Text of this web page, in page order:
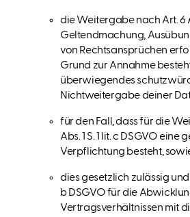
die Weitergabe nach Art. 6
Geltendmachung,
von Rechtsansprüchen
Grund zur Annahme
überwiegendes
Nichtweitergabe deiner
für den Fall, dass für die
Abs. 1 S. 1 lit. c DSGVO eine
Verpflichtung besteht,
dies gesetzlich zulässig und
b DSGVO für die
Vertragsverhältnissen mit